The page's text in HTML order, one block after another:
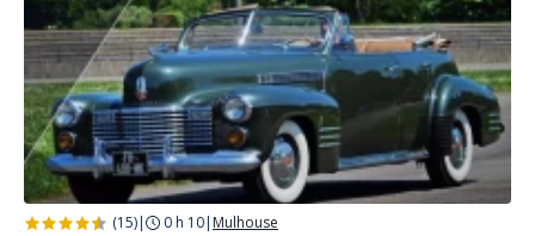
(15)| 0 h 10| Mulhouse